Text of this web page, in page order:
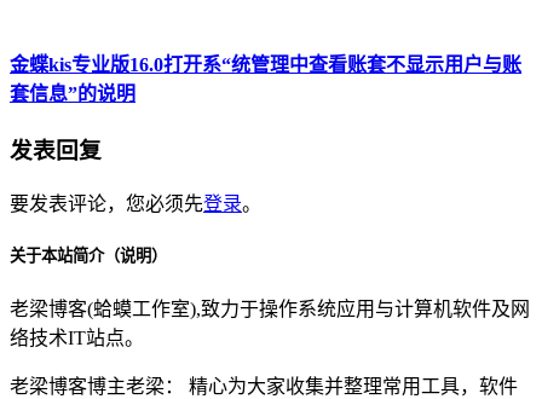
金蝶kis专业版16.0打开系“统管理中查看账套不显示用户与账
套信息”的说明
发表回复
要发表评论，您必须先登录。
关于本站简介（说明）
老梁博客(蛤蟆工作室),致力于操作系统应用与计算机软件及网
络技术IT站点。
老梁博客博主老梁： 精心为大家收集并整理常用工具，软件